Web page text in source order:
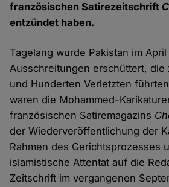
französischen Satirezeitschrift
entzündet haben.
Tagelang wurde Pakistan im
Ausschreitungen erschüttert, die
und Hunderten Verletzten
waren die Mohammed-
französischen Satiremagazins
der Wiederveröffentlichung der
Rahmen des Gerichtsprozesses
islamistische Attentat auf die
Zeitschrift im vergangenen